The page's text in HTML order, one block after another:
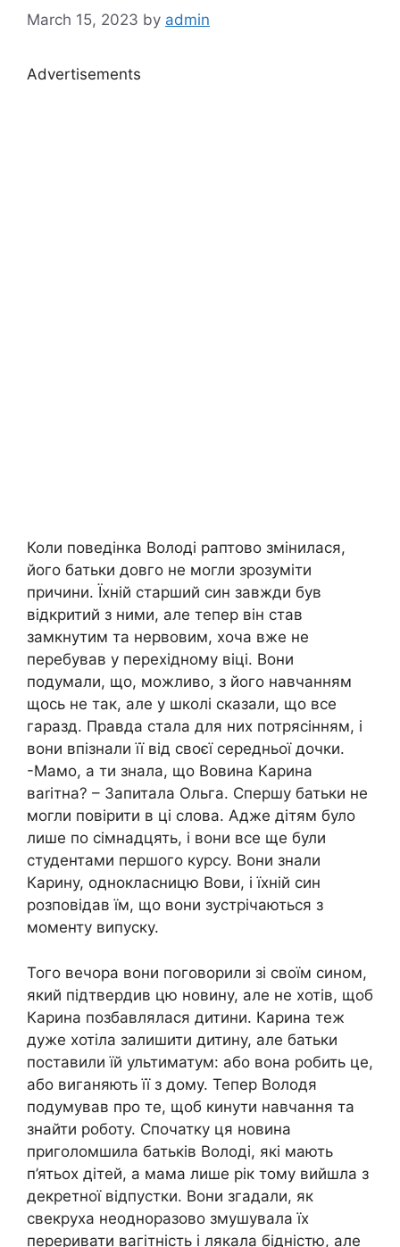
March 15, 2023 by admin
Advertisements
Коли поведінка Володі раптово змінилася,
його батьки довго не могли зрозуміти
причини. Їхній старший син завжди був
відкритий з ними, але тепер він став
замкнутим та нервовим, хоча вже не
перебував у перехідному віці. Вони
подумали, що, можливо, з його навчанням
щось не так, але у школі сказали, що все
гаразд. Правда стала для них потрясінням, і
вони впізнали її від своєї середньої дочки.
-Мамо, а ти знала, що Вовина Карина
ваrітна? – Запитала Ольга. Спершу батьки не
могли повірити в ці слова. Адже дітям було
лише по сімнадцять, і вони все ще були
студентами першого курсу. Вони знали
Карину, однокласницю Вови, і їхній син
розповідав їм, що вони зустрічаються з
моменту випуску.
Того вечора вони поговорили зі своїм сином,
який підтвердив цю новину, але не хотів, щоб
Карина позбавлялася дитини. Карина теж
дуже хотіла залишити дитину, але батьки
поставили їй ультиматум: або вона робить це,
або виганяють її з дому. Тепер Володя
подумував про те, щоб кинути навчання та
знайти роботу. Спочатку ця новина
приголомшила батьків Володі, які мають
п’ятьох дітей, а мама лише рік тому вийшла з
декретної відпустки. Вони згадали, як
свекруха неодноразово змушувала їх
переривати вагітність і лякала бідністю, але